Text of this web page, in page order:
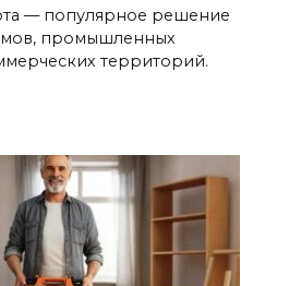
— популярное решение
промышленных
территорий.